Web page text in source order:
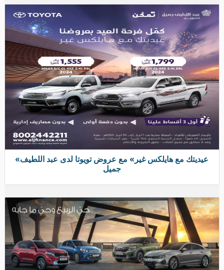
«عيديتك مع هايلكس غير» مع عروض تويوتا لدى عبد اللطيف
جميل